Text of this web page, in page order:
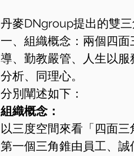
丹麥DNgroup提出的雙
一、組織概念：兩個四
導、勤教嚴管、人生以
分析、同理心。
分別闡述如下：
組織概念：
以三度空間來看「四面三
第一個三角錐由員工、